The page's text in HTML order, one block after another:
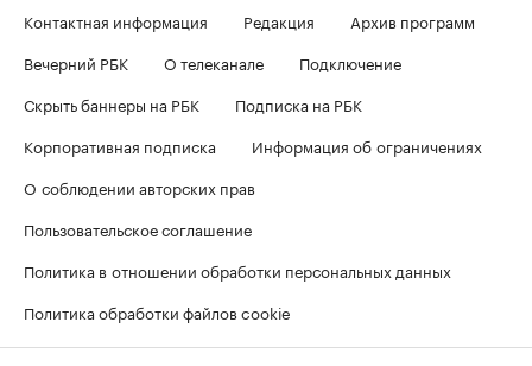
Контактная информация Редакция
Архив программ
Вечерний РБК
О телеканале
Подключение
Скрыть баннеры на РБК
Подписка на РБК
Корпоративная подписка
Информация об ограничениях
О соблюдении авторских прав
Пользовательское соглашение
Политика в отношении обработки персональных данных
Политика обработки файлов cookie